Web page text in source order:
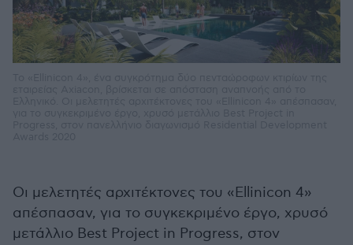
Οι μελετητές αρχιτέκτονες του «Ellinicon 4»
απέσπασαν, για το συγκεκριμένο έργο, χρυσό
μετάλλιο Best Project in Progress, στον